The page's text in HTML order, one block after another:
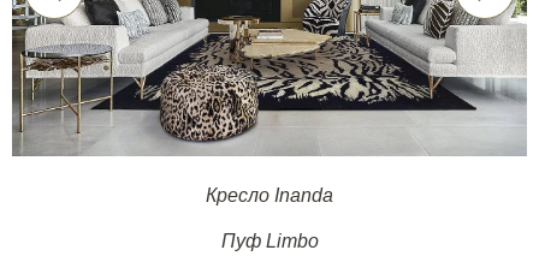
Кресло Inanda
Пуф Limbo